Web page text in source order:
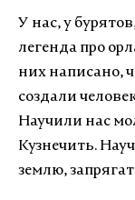
У нас, у
легенда про
них написано,
создали
Научили нас
Кузнечить.
землю,